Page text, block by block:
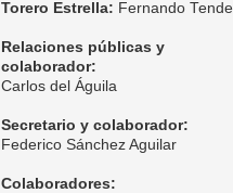
Torero Estrella: Fernando
Relaciones públicas y
colaborador:
Carlos del Águila
Secretario y colaborador:
Federico Sánchez Aguilar
Colaboradores: